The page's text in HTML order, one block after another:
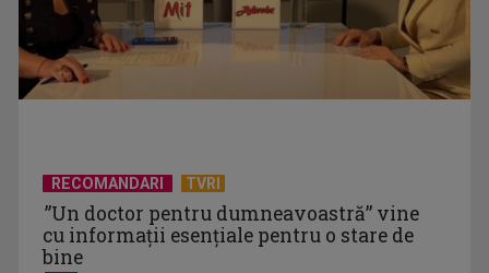
activităților comerciale
RECOMANDARI TVRI
”Un doctor pentru dumneavoastră” vine
cu informații esențiale pentru o stare de
bine